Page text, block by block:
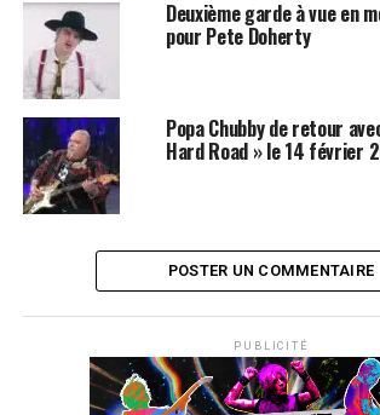
acheter son album en avant première.
itunes, mais sur un jeune site prometteur
vibetrigger.com. Un site qui plus loin que
de musique, désire devenir un soutien
jeunes artistes.
Quoiqu’il en soit, nous sommes fier de
souhaitons une bonne écoute.
SUJETS ASSOCIÉS: POP ROCK
Deuxième garde à vue en
pour Pete Doherty
Popa Chubby de retour
Hard Road » le 14 février
POSTER UN COMMENTAIRE
PUBLICITÉ